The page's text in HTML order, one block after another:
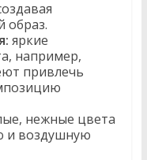
образ.
яркие
например,
привлечь
нежные цвета
и воздушную